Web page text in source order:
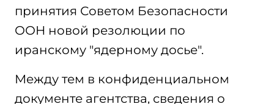
принятия Советом Безопасности
ООН новой резолюции по
иранскому "ядерному досье".
Между тем в конфиденциальном
документе агентства, сведения о